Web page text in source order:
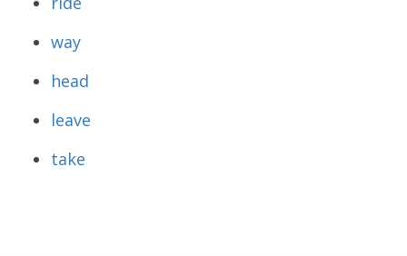
way
head
leave
take